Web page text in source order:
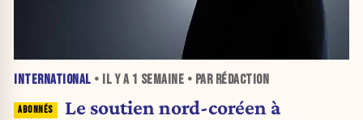
INTERNATIONAL • IL Y A 1 SEMAINE • PAR RÉDACTION
Le soutien nord-coréen à